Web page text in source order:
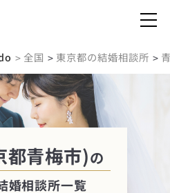
> 全国 > 東京都の結婚相談所 >
都青梅市)の
婚相談所一覧